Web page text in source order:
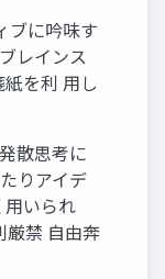
ブに吟味す
レインス
を利 用し
散思考に
りアイデ
いられ
厳禁 自由奔